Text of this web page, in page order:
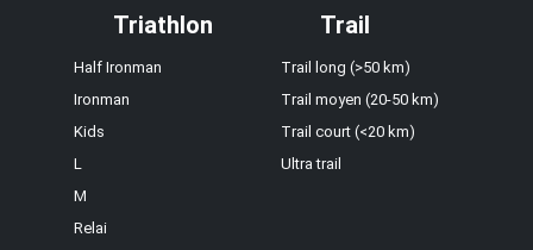
Triathlon
Half Ironman
Ironman
Kids
L
M
Relai
Trail
Trail long (>50 km)
Trail moyen (20-50 km)
Trail court (<20 km)
Ultra trail